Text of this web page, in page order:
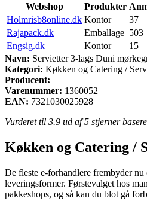
Webshop Produkter
Holmrisb8online.dk Kontor 37
Rajapack.dk
Emballage 503
Engsig.dk
Kontor 15
Navn: Servietter 3-lags Duni
Kategori: Køkken og Catering /
Producent:
Varenummer: 1360052
EAN: 7321030025928
Vurderet til 3.9 ud af 5 stjerner
Køkken og Catering /
De fleste e-forhandlere frembyder
leveringsformer. Førstevalget hos
pakkeshops, og så kan du blot gå